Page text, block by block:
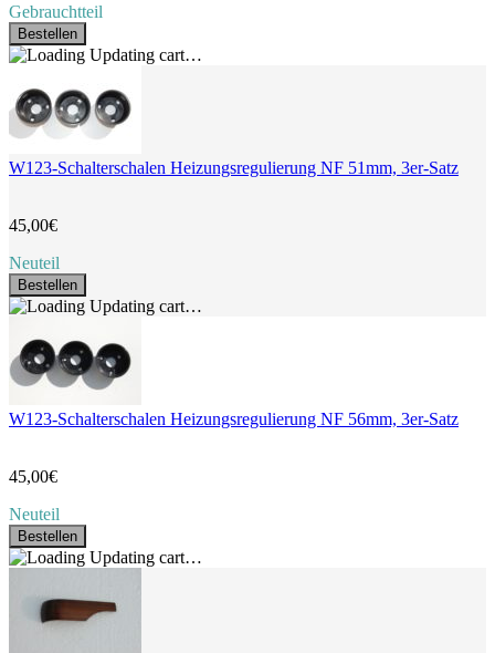
Gebrauchtteil
Bestellen
Updating cart…
W123-Schalterschalen Heizungsregulierung NF 51mm, 3er-Satz
45,00€
Neuteil
Bestellen
Updating cart…
W123-Schalterschalen Heizungsregulierung NF 56mm, 3er-Satz
45,00€
Neuteil
Bestellen
Updating cart…